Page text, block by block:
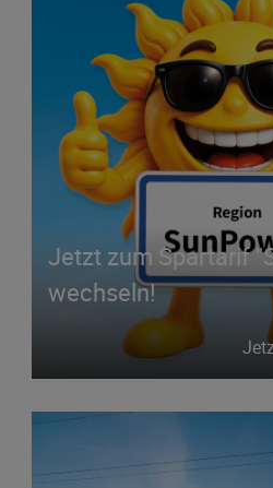
Jetzt zum Spartarif
wechseln!